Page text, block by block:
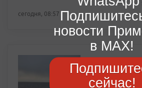
сегодня, 08:57
морось
новости
в MAX!
сейчас!